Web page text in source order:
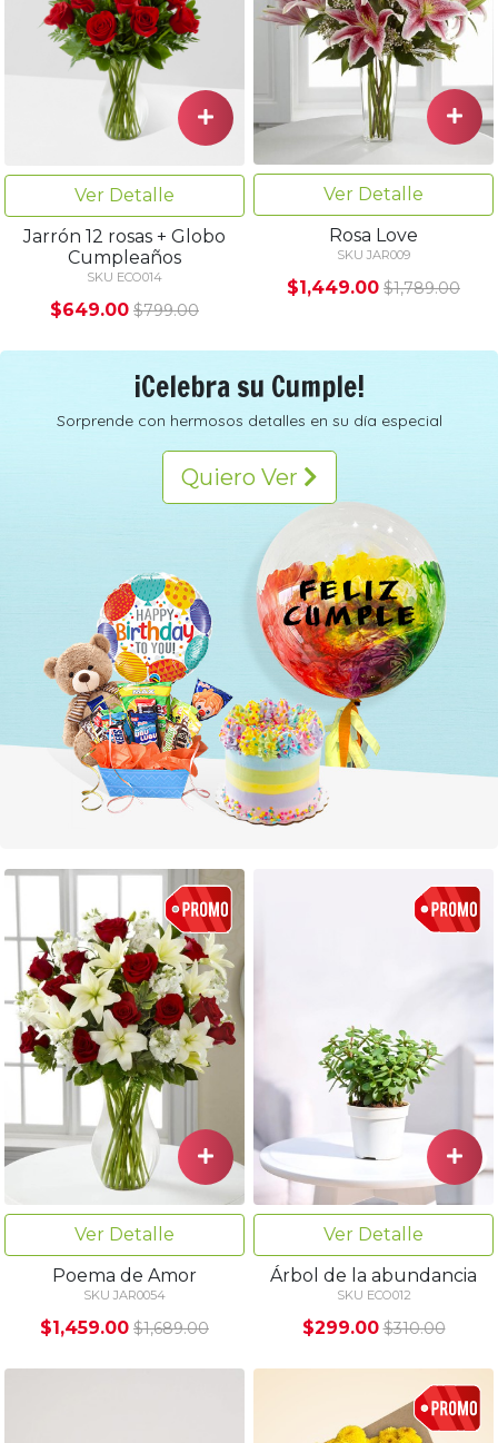
Ver Detalle
Jarrón 12 rosas + Globo
Cumpleaños
SKU ECO014
$649.00 $799.00
Ver Detalle
Rosa Love
SKU JAR009
$1,449.00 $1,789.00
¡Celebra su Cumple!
Sorprende con hermosos detalles en su día especial
Quiero Ver
Ver Detalle
Poema de Amor
SKU JAR0054
$1,459.00 $1,689.00
Ver Detalle
Árbol de la abundancia
SKU ECO012
$299.00 $310.00